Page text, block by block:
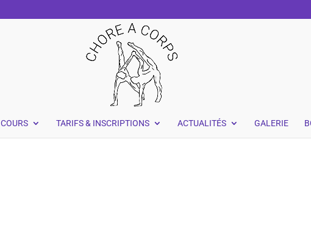
TARIFS & INSCRIPTIONS ACTUALITÉS GALERIE